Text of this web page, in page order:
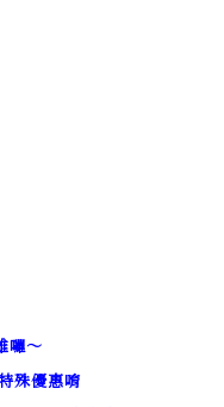
囉～
殊優惠唷